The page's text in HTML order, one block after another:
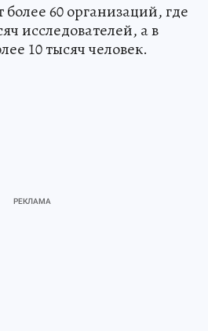
60 организаций, где
исследователей, а в
10 тысяч человек.